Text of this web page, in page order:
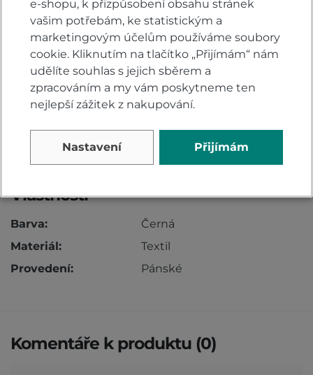
Vlastnosti
Barva:
Černá
Materiál:
Textil
Provedení:
Pánské
Komentáře k produktu (0)
e-shopu, k přizpůsobení obsahu stránek
vašim potřebám, ke statistickým a
marketingovým účelům používáme soubory
cookie. Kliknutím na tlačítko „Přijímám“ nám
udělíte souhlas s jejich sběrem a
zpracováním a my vám poskytneme ten
nejlepší zážitek z nakupování.
Nastavení Přijímám